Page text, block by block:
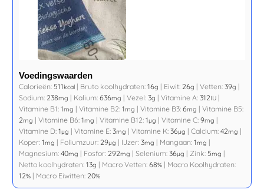
Voedingswaarden
Calorieën: 511kcal | Bruto koolhydraten:16g | Eiwit: 26g |Vetten:39g |
Sodium: 238mg | Kalium:636mg |Vezel:3g |Vitamine A:312IU |
Vitamine B1:1mg |Vitamine B2:1mg |Vitamine B3:6mg |Vitamine B5:
2mg |Vitamine B6:1mg |Vitamine B12:1µg |Vitamine C:9mg |
Vitamine D:1µg |Vitamine E:3mg |Vitamine K:36µg |Calcium:42mg |
Koper:1mg | Foliumzuur: 29µg | IJzer:3mg | Mangaan:1mg |
Magnesium:40mg | Fosfor: 292mg |Selenium:36µg |Zink: 5mg |
Netto koolhydraten:13g | Macro Vetten:68% | Macro Koolhydraten:
12% | Macro Eiwitten: 20%